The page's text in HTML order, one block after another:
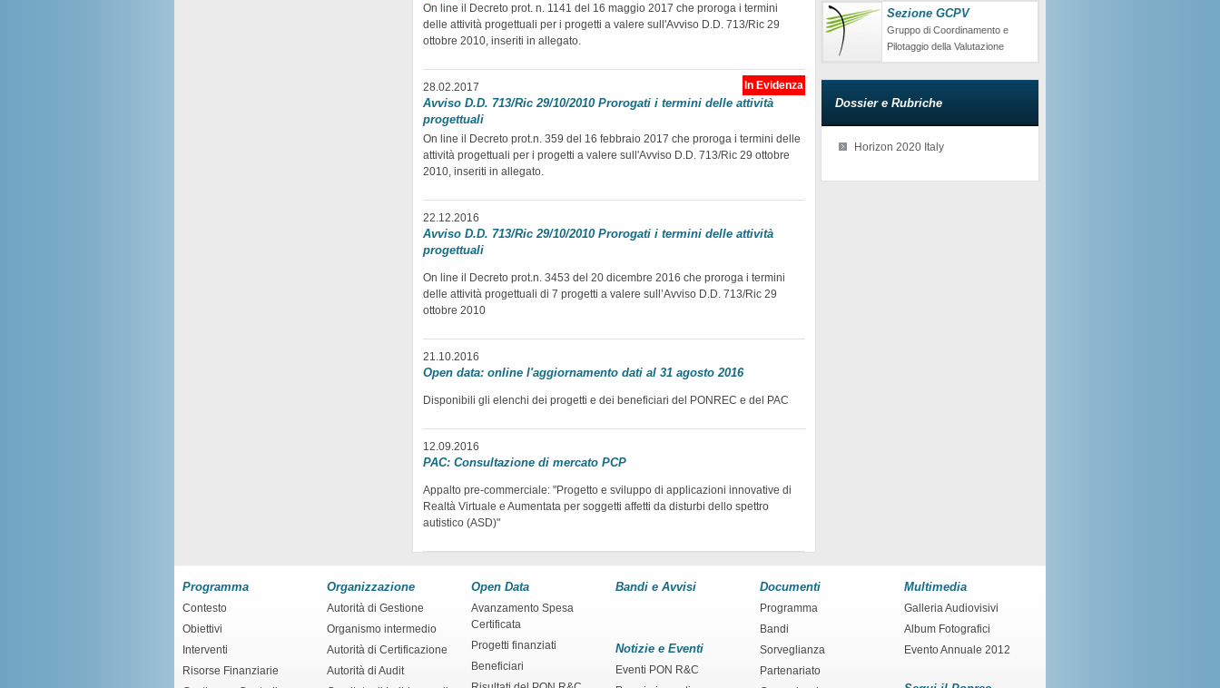
On line il Decreto prot. n. 1141 del 16 maggio 2017 che proroga i termini
delle attività progettuali per i progetti a valere sull'Avviso D.D. 713/Ric 29
ottobre 2010, inseriti in allegato.
In Evidenza
28.02.2017
Avviso D.D. 713/Ric 29/10/2010 Prorogati i termini delle attività
progettuali
On line il Decreto prot.n. 359 del 16 febbraio 2017 che proroga i termini delle
attività progettuali per i progetti a valere sull'Avviso D.D. 713/Ric 29 ottobre
2010, inseriti in allegato.
22.12.2016
Avviso D.D. 713/Ric 29/10/2010 Prorogati i termini delle attività
progettuali
On line il Decreto prot.n. 3453 del 20 dicembre 2016 che proroga i termini
delle attività progettuali di 7 progetti a valere sull’Avviso D.D. 713/Ric 29
ottobre 2010
21.10.2016
Open data: online l'aggiornamento dati al 31 agosto 2016
Disponibili gli elenchi dei progetti e dei beneficiari del PONREC e del PAC
12.09.2016
PAC: Consultazione di mercato PCP
Appalto pre-commerciale: "Progetto e sviluppo di applicazioni innovative di
Realtà Virtuale e Aumentata per soggetti affetti da disturbi dello spettro
autistico (ASD)"
Sezione GCPV
Gruppo di Coordinamento e
Pilotaggio della Valutazione
Dossier e Rubriche
Horizon 2020 Italy
Programma
Contesto
Obiettivi
Interventi
Risorse Finanziarie
Organizzazione
Autorità di Gestione
Organismo intermedio
Autorità di Certificazione
Autorità di Audit
Open Data
Avanzamento Spesa
Certificata
Progetti finanziati
Beneficiari
Bandi e Avvisi
Notizie e Eventi
Eventi PON R&C
Documenti
Programma
Bandi
Sorveglianza
Partenariato
Multimedia
Galleria Audiovisivi
Album Fotografici
Evento Annuale 2012